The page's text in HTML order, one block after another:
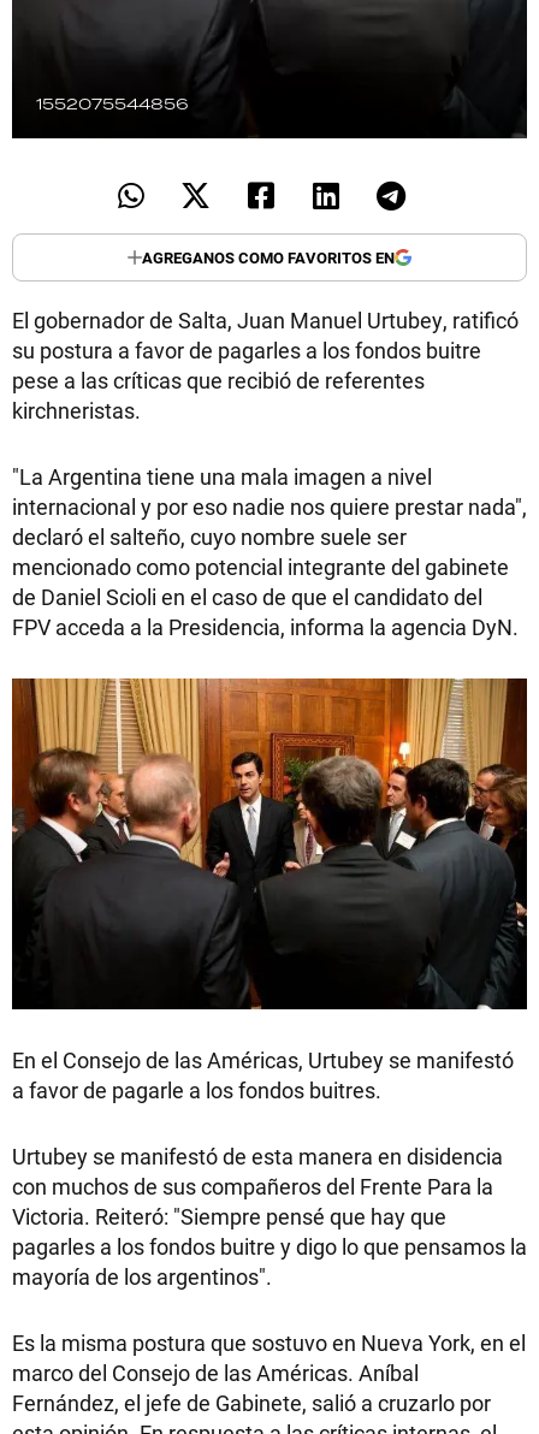
1552075544856
AGREGANOS COMO FAVORITOS EN
El gobernador de Salta, Juan Manuel Urtubey, ratificó
su postura a favor de pagarles a los fondos buitre
pese a las críticas que recibió de referentes
kirchneristas.
"La Argentina tiene una mala imagen a nivel
internacional y por eso nadie nos quiere prestar nada",
declaró el salteño, cuyo nombre suele ser
mencionado como potencial integrante del gabinete
de Daniel Scioli en el caso de que el candidato del
FPV acceda a la Presidencia, informa la agencia DyN.
En el Consejo de las Américas, Urtubey se manifestó
a favor de pagarle a los fondos buitres.
Urtubey se manifestó de esta manera en disidencia
con muchos de sus compañeros del Frente Para la
Victoria. Reiteró: "Siempre pensé que hay que
pagarles a los fondos buitre y digo lo que pensamos la
mayoría de los argentinos".
Es la misma postura que sostuvo en Nueva York, en el
marco del Consejo de las Américas. Aníbal
Fernández, el jefe de Gabinete, salió a cruzarlo por